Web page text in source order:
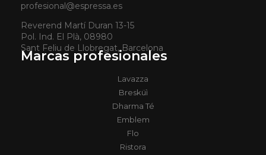
profesional@espressa.es
Reverend Martí Duran 13-15
Pol. Ind. El Plà, 08980
Sant Feliu de Llobregat, Barcelona
Marcas profesionales
Lavazza
Bresküì
Dharma Té
Emblem
Flo
Ristora